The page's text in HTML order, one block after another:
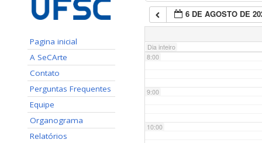
Pagina inicial
A SeCArte
Contato
Perguntas Frequentes
Equipe
Organograma
Relatórios
6 DE AGOSTO DE
Dia inteiro
7:00
8:00
9:00
10:00